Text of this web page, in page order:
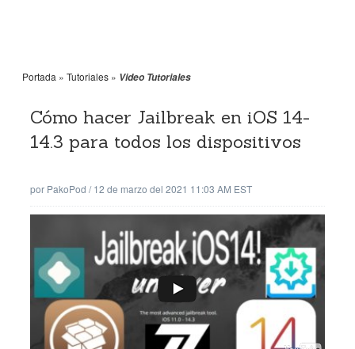
Portada » Tutoriales » Video Tutoriales
Cómo hacer Jailbreak en iOS 14-
14.3 para todos los dispositivos
por PakoPod /12 de marzo del 2021 11:03 AM EST